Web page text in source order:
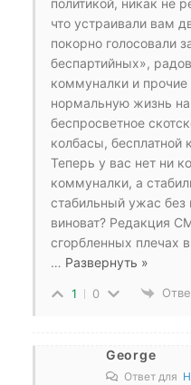
политикой, никак не
что устраивали вам
покорно голосовали
беспартийных»,
коммуналки и
нормальную жизнь
беспросветное
колбасы, бесплатной
Теперь у вас нет ни
коммуналки, а
стабильный ужас без
виноват? Редакция
сгорбленных плечах
… Развернуть »
1 0
George
Ответ для